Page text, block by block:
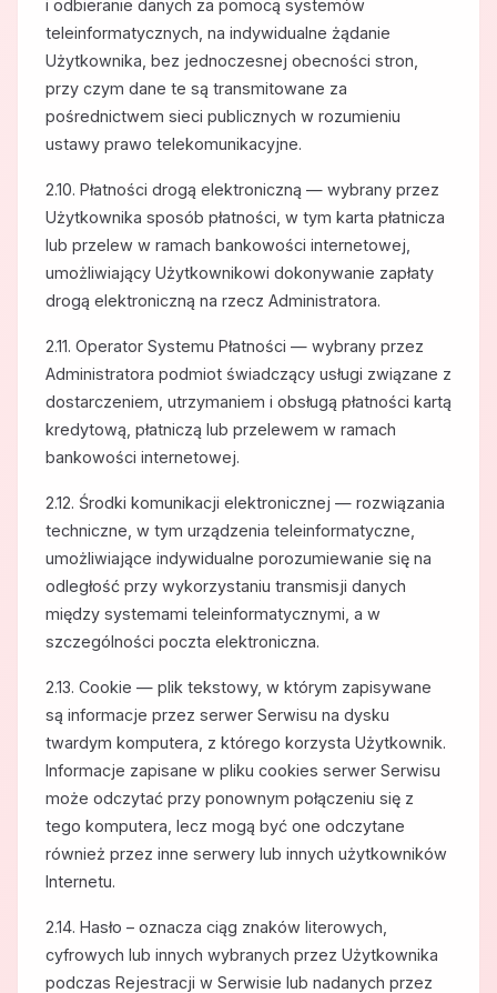
i odbieranie danych za pomocą systemów
teleinformatycznych, na indywidualne żądanie
Użytkownika, bez jednoczesnej obecności stron,
przy czym dane te są transmitowane za
pośrednictwem sieci publicznych w rozumieniu
ustawy prawo telekomunikacyjne.
2.10. Płatności drogą elektroniczną — wybrany przez
Użytkownika sposób płatności, w tym karta płatnicza
lub przelew w ramach bankowości internetowej,
umożliwiający Użytkownikowi dokonywanie zapłaty
drogą elektroniczną na rzecz Administratora.
2.11. Operator Systemu Płatności — wybrany przez
Administratora podmiot świadczący usługi związane z
dostarczeniem, utrzymaniem i obsługą płatności kartą
kredytową, płatniczą lub przelewem w ramach
bankowości internetowej.
2.12. Środki komunikacji elektronicznej — rozwiązania
techniczne, w tym urządzenia teleinformatyczne,
umożliwiające indywidualne porozumiewanie się na
odległość przy wykorzystaniu transmisji danych
między systemami teleinformatycznymi, a w
szczególności poczta elektroniczna.
2.13. Cookie — plik tekstowy, w którym zapisywane
są informacje przez serwer Serwisu na dysku
twardym komputera, z którego korzysta Użytkownik.
Informacje zapisane w pliku cookies serwer Serwisu
może odczytać przy ponownym połączeniu się z
tego komputera, lecz mogą być one odczytane
również przez inne serwery lub innych użytkowników
Internetu.
2.14. Hasło – oznacza ciąg znaków literowych,
cyfrowych lub innych wybranych przez Użytkownika
podczas Rejestracji w Serwisie lub nadanych przez